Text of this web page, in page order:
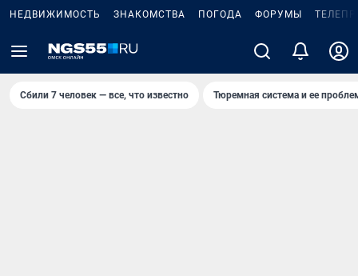
НЕДВИЖИМОСТЬ ЗНАКОМСТВА ПОГОДА ФОРУМЫ
Сбили 7 человек — все, что известно Тюремная система и ее